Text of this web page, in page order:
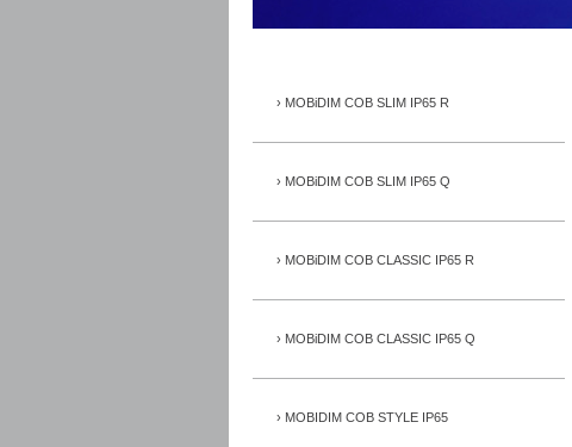
MOBiDIM COB SLIM IP65 R
MOBiDIM COB SLIM IP65 Q
MOBiDIM COB CLASSIC IP65 R
MOBiDIM COB CLASSIC IP65 Q
MOBIDIM COB STYLE IP65